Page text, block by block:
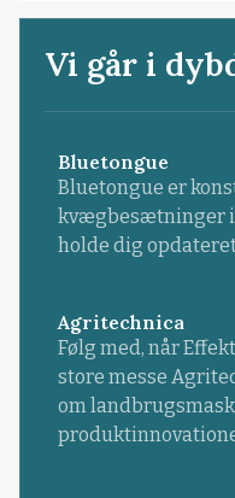
Vi går i
Bluetongue
Bluetongue er
kvægbesætninger i
holde dig
Agritechnica
Følg med, når
store messe
om